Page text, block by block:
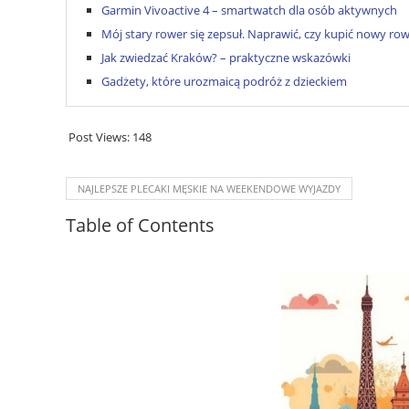
Garmin Vivoactive 4 – smartwatch dla osób aktywnych
Mój stary rower się zepsuł. Naprawić, czy kupić nowy
Jak zwiedzać Kraków? – praktyczne wskazówki
Gadżety, które urozmaicą podróż z dzieckiem
Post Views: 148
NAJLEPSZE PLECAKI MĘSKIE NA WEEKENDOWE WYJAZDY
Table of Contents